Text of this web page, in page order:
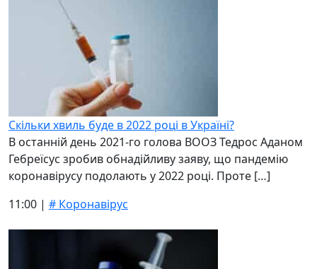
Скільки хвиль буде в 2022 році в Україні?
В останній день 2021-го голова ВООЗ Тедрос Аданом
Гебреїсус зробив обнадійливу заяву, що пандемію
коронавірусу подолають у 2022 році. Проте […]
11:00 | # Коронавірус